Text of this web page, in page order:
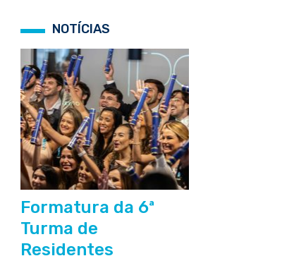
NOTÍCIAS
Formatura da 6ª
Turma de
Residentes